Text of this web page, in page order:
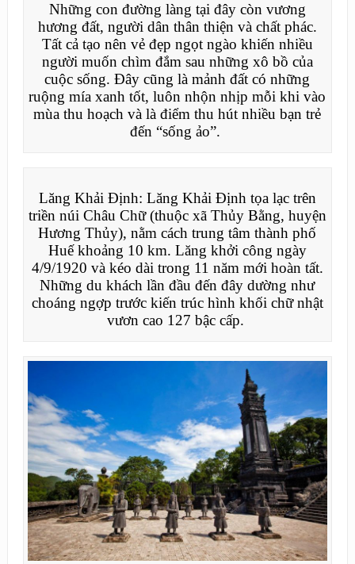
Những con đường làng tại đây còn vương
hương đất, người dân thân thiện và chất phác.
Tất cả tạo nên vẻ đẹp ngọt ngào khiến nhiều
người muốn chìm đắm sau những xô bồ của
cuộc sống. Đây cũng là mảnh đất có những
ruộng mía xanh tốt, luôn nhộn nhịp mỗi khi vào
mùa thu hoạch và là điểm thu hút nhiều bạn trẻ
đến “sống ảo”.
Lăng Khải Định: Lăng Khải Định tọa lạc trên
triền núi Châu Chữ (thuộc xã Thủy Bằng, huyện
Hương Thủy), nằm cách trung tâm thành phố
Huế khoảng 10 km. Lăng khởi công ngày
4/9/1920 và kéo dài trong 11 năm mới hoàn tất.
Những du khách lần đầu đến đây dường như
choáng ngợp trước kiến trúc hình khối chữ nhật
vươn cao 127 bậc cấp.